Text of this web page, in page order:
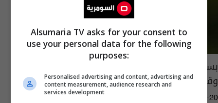
وقلق في الفيفا
05:55 | 2024-09-20
Alsumaria TV asks for your consent to
use your personal data for the following
purposes:
Personalised advertising and content, advertising and
content measurement, audience research and
services development